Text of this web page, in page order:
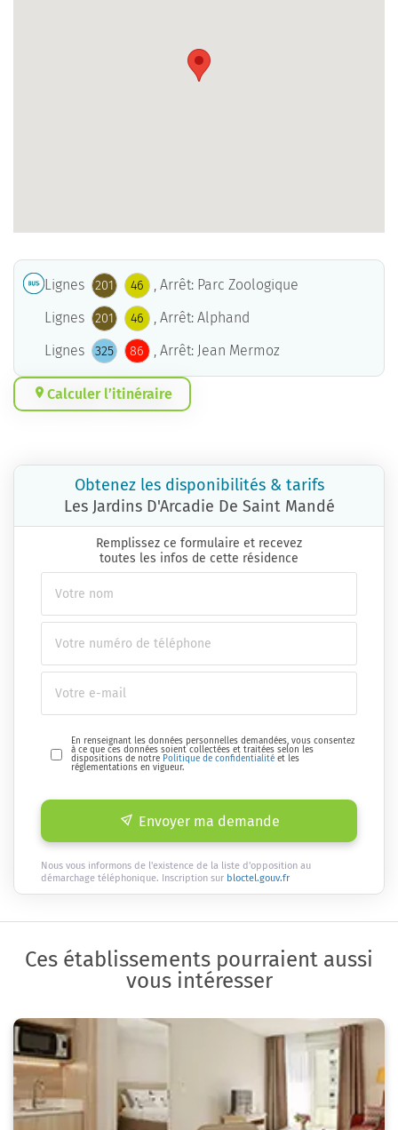
Lignes 201 46
, Arrêt: Parc Zoologique
Lignes
201 46
, Arrêt: Alphand
Lignes
325 86 , Arrêt: Jean Mermoz
Calculer l’itinéraire
Obtenez les disponibilités & tarifs
Les Jardins D'Arcadie De Saint Mandé
Remplissez ce formulaire et recevez
toutes les infos de cette résidence
En renseignant les données personnelles demandées, vous consentez
à ce que ces données soient collectées et traitées selon les
dispositions de notre Politique de confidentialité et les
réglementations en vigueur.
Envoyer ma demande
Nous vous informons de l'existence de la liste d'opposition au
démarchage téléphonique. Inscription sur bloctel.gouv.fr
Ces établissements pourraient aussi
vous intéresser